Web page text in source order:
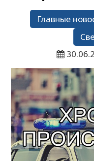
Главные